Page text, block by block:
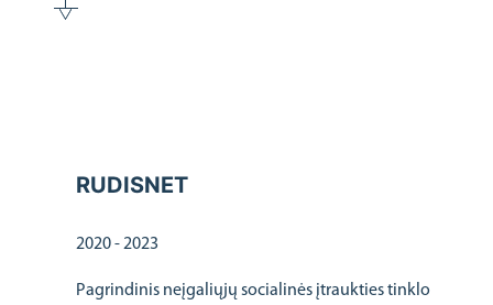
RUDISNET
2020 - 2023
Pagrindinis neįgaliųjų socialinės įtraukties tinklo